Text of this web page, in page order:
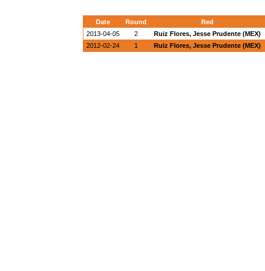
Date Round
Red
2013-04-05
2
Ruiz Flores, Jesse Prudente (MEX)
2012-02-24
1 Ruiz Flores, Jesse Prudente (MEX)